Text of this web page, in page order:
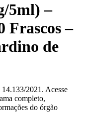
5ml) –
Frascos –
de
2021. Acesse
completo,
do órgão